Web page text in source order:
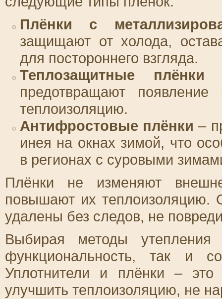
Плёнки с
защищают от холода,
для постороннего взгляда.
Теплозащитные плёнки
предотвращают
теплоизоляцию.
Антифростовые плёнки –
инея на окнах зимой, что
в регионах с суровыми
Плёнки не изменяют
повышают их теплоизоляцию.
удалены без следов, не
Выбирая методы
функциональность, так и
Уплотнители и плёнки –
улучшить теплоизоляцию, не